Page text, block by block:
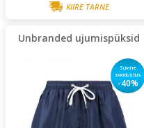
KIIRE TARNE
Unbranded ujumispüksid
Suvine
soodustus
-40%